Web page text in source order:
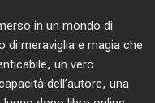
in un mondo di
di meraviglia e magia che
un vero
dell’autore, una